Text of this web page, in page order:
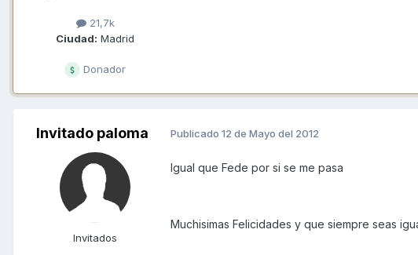
21,7k
Ciudad: Madrid
Donador
Invitado paloma
Invitados
Publicado 12 de Mayo del 2012
Igual que Fede por si se me pasa
Muchisimas Felicidades y que siempre seas